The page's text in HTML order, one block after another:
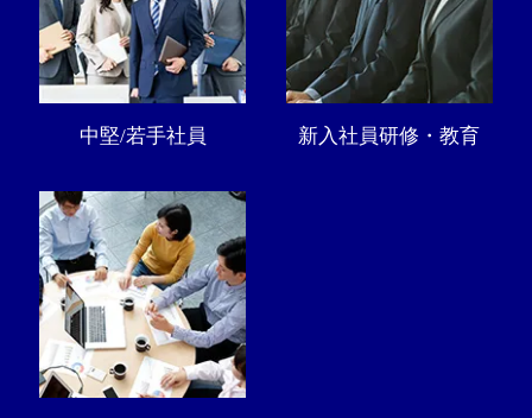
中堅/若手社員 新入社員研修・教育